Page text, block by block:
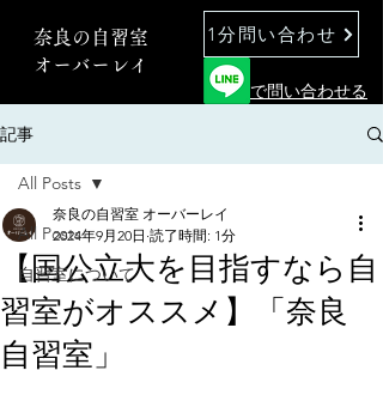
奈良の自習室
オーバーレイ
1分問い合わせ
で問い合わせる
記事
All Posts
自習室について
All Posts
【国公立大を目指すなら自
習室がオススメ】「奈良
自習室」
奈良の自習室 オーバーレイ
2024年9月20日 読了時間: 1分